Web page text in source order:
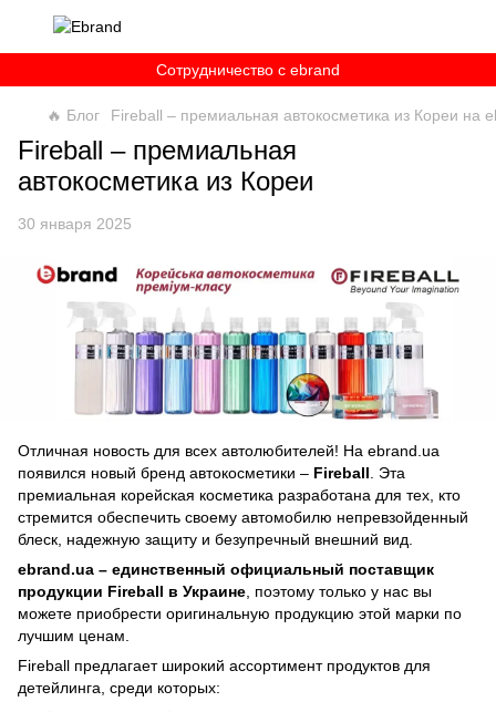
Сотрудничество c ebrand
🔥 Блог Fireball – премиальная автокосметика из Кореи на
Fireball – премиальная
автокосметика из Кореи
30 января 2025
Отличная новость для всех автолюбителей! На ebrand.ua
появился новый бренд автокосметики – Fireball. Эта
премиальная корейская косметика разработана для тех, кто
стремится обеспечить своему автомобилю непревзойденный
блеск, надежную защиту и безупречный внешний вид.
ebrand.ua – единственный официальный поставщик
продукции Fireball в Украине, поэтому только у нас вы
можете приобрести оригинальную продукцию этой марки по
лучшим ценам.
Fireball предлагает широкий ассортимент продуктов для
детейлинга, среди которых: